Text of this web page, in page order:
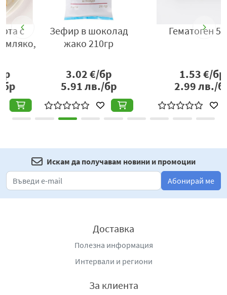
плътност и традиционна сладкарска изработка,
предлагайки класическо и същевременно по-богато
сладко изживяване във всеки момент от деня.
Берьозка Трейдинг ЕООД, село Бенковски,
+359877666296,www.berezka.bg
Зефир в шоколад
жако 210гр
€/бр
лв./бр
Гематоген 50гр
€/бр
лв./бр
Искам да получавам новини и промоции
Абонирай ме
Доставка
Полезна информация
Интервали и региони
За клиента